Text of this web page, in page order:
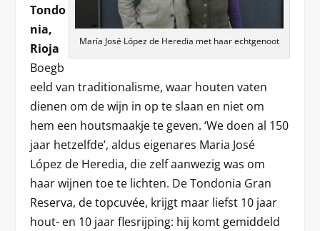
María José López de Heredia met haar echtgenoot
Tondo
nia,
Rioja
Boegb
eeld van traditionalisme, waar houten vaten
dienen om de wijn in op te slaan en niet om
hem een houtsmaakje te geven. ‘We doen al 150
jaar hetzelfde’, aldus eigenares Maria José
López de Heredia, die zelf aanwezig was om
haar wijnen toe te lichten. De Tondonia Gran
Reserva, de topcuvée, krijgt maar liefst 10 jaar
hout- en 10 jaar flesrijping: hij komt gemiddeld